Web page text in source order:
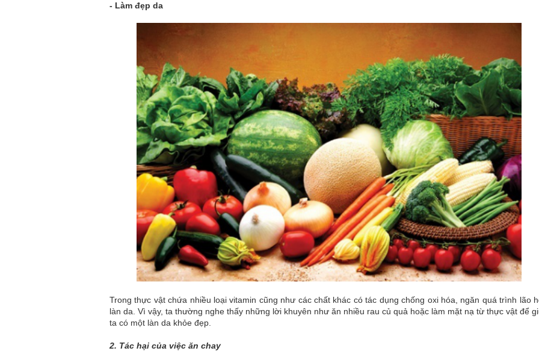
- Làm đẹp da
Trong thực vật chứa nhiều loại vitamin cũng như các chất khác có tác dụng chống oxi hóa, ngăn quá trình lão
làn da. Vì vậy, ta thường nghe thấy những lời khuyên như ăn nhiều rau củ quả hoặc làm mặt nạ từ thực vật để
ta có một làn da khỏe đẹp.
2. Tác hại của việc ăn chay